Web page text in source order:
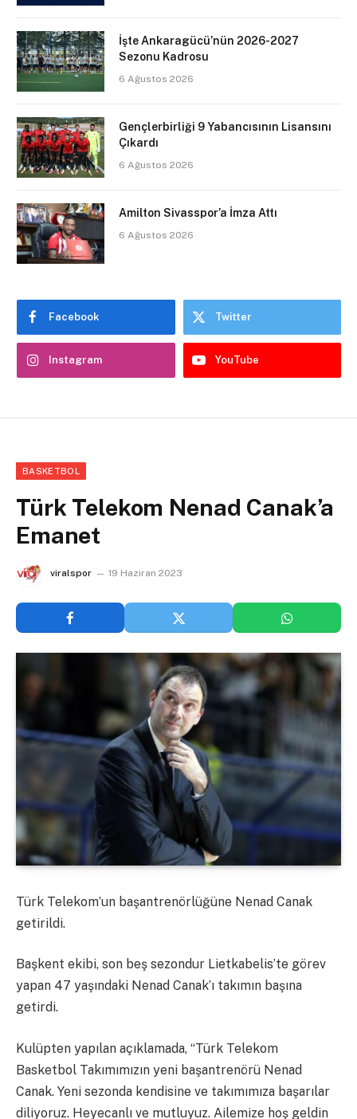
İşte Ankaragücü’nün 2026-2027
Sezonu Kadrosu
6 Ağustos 2026
Gençlerbirliği 9 Yabancısının Lisansını
Çıkardı
6 Ağustos 2026
Amilton Sivasspor’a İmza Attı
6 Ağustos 2026
Facebook Twitter
Instagram YouTube
BASKETBOL
Türk Telekom Nenad Canak’a
Emanet
viralspor 19 Haziran 2023
Türk Telekom’un başantrenörlüğüne Nenad Canak
getirildi.
Başkent ekibi, son beş sezondur Lietkabelis’te görev
yapan 47 yaşındaki Nenad Canak’ı takımın başına
getirdi.
Kulüpten yapılan açıklamada, “Türk Telekom
Basketbol Takımımızın yeni başantrenörü Nenad
Canak. Yeni sezonda kendisine ve takımımıza başarılar
diliyoruz. Heyecanlı ve mutluyuz. Ailemize hoş geldin